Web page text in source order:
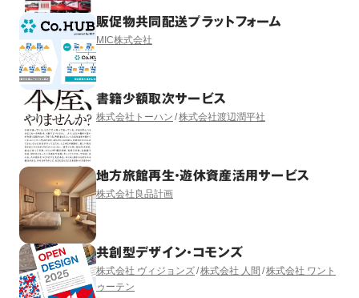
販促物共同配送プラットフォーム
MIC株式会社
書籍少額取次サービス
株式会社トーハン 株式会社渡辺潤平社
地方旅館再生・遊休資産活用サービス
株式会社良品計画
共創型デザイン・コモンズ
株式会社 ヴィジョンズ 株式会社 人間 株式会社 ワント
ゥーテン